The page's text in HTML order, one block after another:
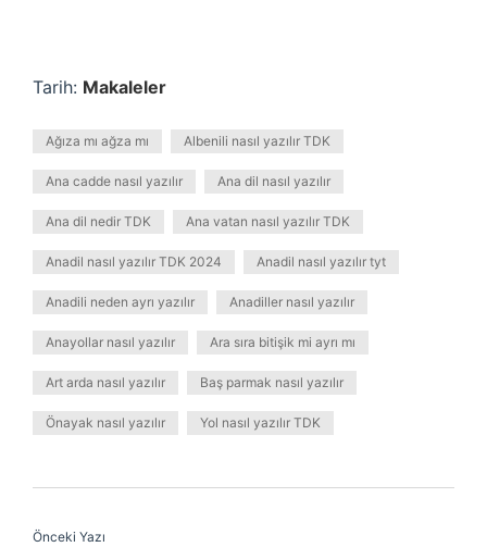
Tarih: Makaleler
Ağıza mı ağza mı Albenili nasıl yazılır TDK
Ana cadde nasıl yazılır Ana dil nasıl yazılır
Ana dil nedir TDK Ana vatan nasıl yazılır TDK
Anadil nasıl yazılır TDK 2024 Anadil nasıl yazılır tyt
Anadili neden ayrı yazılır Anadiller nasıl yazılır
Anayollar nasıl yazılır Ara sıra bitişik mi ayrı mı
Art arda nasıl yazılır Baş parmak nasıl yazılır
Önayak nasıl yazılır Yol nasıl yazılır TDK
Önceki Yazı